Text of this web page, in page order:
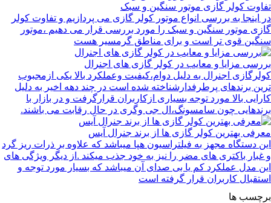
تفاوت کولر گازی موتور سنگین و سبک
در اینجا به بررسی انواع موتور کولر گازی می پردازیم و تفاوت کولر
گازی موتور سنگین و سبک را مورد بررسی قرار می دهیم ،موتور
سنگین قوی تر است و برای مناطق گرمسیر هست
بررسی مزایا و معایب در کولر گازی های اجنرال
کولرگازی اجنرال به دلیل دوام،کیفیت وعملکرد بالا یکی ازمجبوب
ترین برندهای پرطرفدارشناخته شده است در چند دهه اخیر به دلیل
کارایی بالا مورد توجه بسیاری ازکاربران قرارگرفت و در بازار با
برندهایی چون سامسونگ،ال جی وگری در حال رقابت می باشند.
معرفی بهترین کولر گازی ها از برند جنرال آیس
این دستگاه مجهز به فیلتراسیون هپا میباشد که علاوه بر ذرات ریز گرد
و غبار باکتری های مضر را نیز به خود جذب میکند .از دیگر ویژگی های
این مدل عملکرد کم یا بی صدای آن میباشد که بسیار مورد توجه و
استقبال کاربران قرار گرفته است
برچسب ها